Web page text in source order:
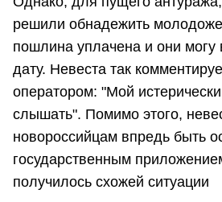
решили обнадежить
пошлина уплачена и они могу
дату. Невеста так
оператором: "Мой
слышать". Помимо этого,
новороссийцам впредь быть
государственным
получилось схожей ситуации